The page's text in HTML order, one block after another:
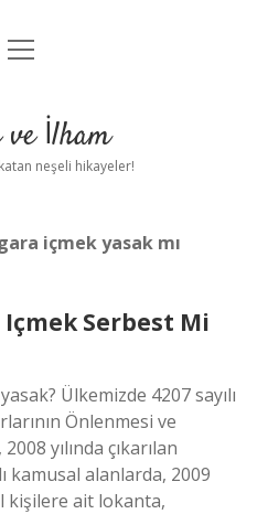
Uyarı
menüyü
ve İlham
neşeli hikayeler!
içmek yasak mı
Serbest Mi
Ülkemizde 4207 sayılı
Önlenmesi ve
yılında çıkarılan
kamusal alanlarda, 2009
kişilere ait lokanta,